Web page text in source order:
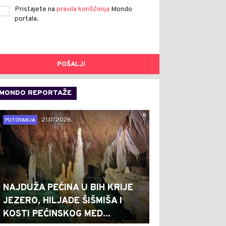
0
Pristajete na pravila korišćenja Mondo
portala.
POŠALJI
REPORTAŽE
0
PUTOVANJA
21.07.2026.
NAJDUŽA PEĆINA U BIH KRIJE
JEZERO, HILJADE ŠIŠMIŠA I
KOSTI PEĆINSKOG MED...